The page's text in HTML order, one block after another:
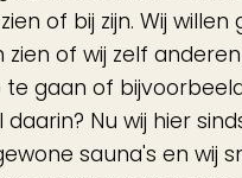
of bij zijn. Wij
of wij zelf
gaan of
daarin? Nu wij hier
sauna's en wij